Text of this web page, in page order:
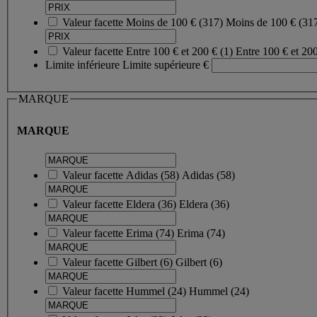
Valeur facette Moins de 100 € (317) Moins de 100 €
Valeur facette Entre 100 € et 200 € (1) Entre 100 € et
Limite inférieure Limite supérieure €
MARQUE
MARQUE
Valeur facette Adidas (58) Adidas (58)
Valeur facette Eldera (36) Eldera (36)
Valeur facette Erima (74) Erima (74)
Valeur facette Gilbert (6) Gilbert (6)
Valeur facette Hummel (24) Hummel (24)